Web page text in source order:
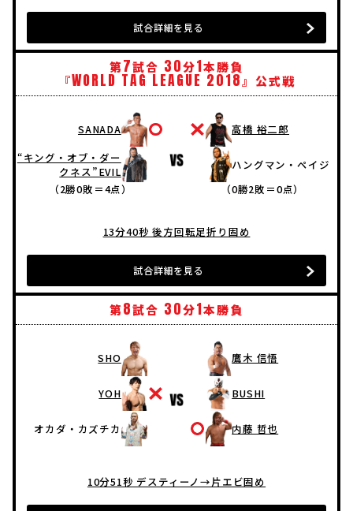
試合詳細を見る
第7試合 30分1本勝負
『WORLD TAG LEAGUE 2018』公式戦
SANADA
“キング・オブ・ダー
クネス”EVIL
（2勝0敗＝4点）
高橋 裕二郎
ハングマン・ペイジ
（0勝2敗＝0点）
13分40秒 後方回転足折り固め
試合詳細を見る
第8試合 30分1本勝負
SHO
YOH
オカダ・カズチカ
鷹木 信悟
BUSHI
内藤 哲也
10分51秒 デスティーノ→片エビ固め